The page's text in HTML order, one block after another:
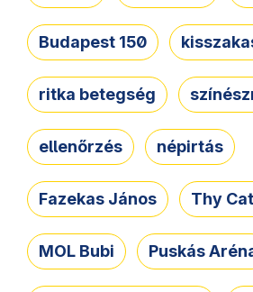
Budapest 150
ritka betegség
ellenőrzés népirtás
Fazekas János Thy
MOL Bubi Puskás